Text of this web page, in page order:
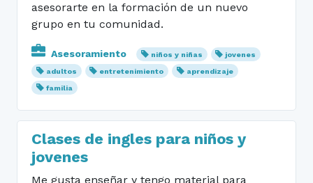
asesorarte en la formación de un nuevo
grupo en tu comunidad.
Asesoramiento niños y niñas
jovenes
adultos
entretenimiento
aprendizaje
familia
Clases de ingles para niños y
jovenes
Me gusta enseñar y tengo material para